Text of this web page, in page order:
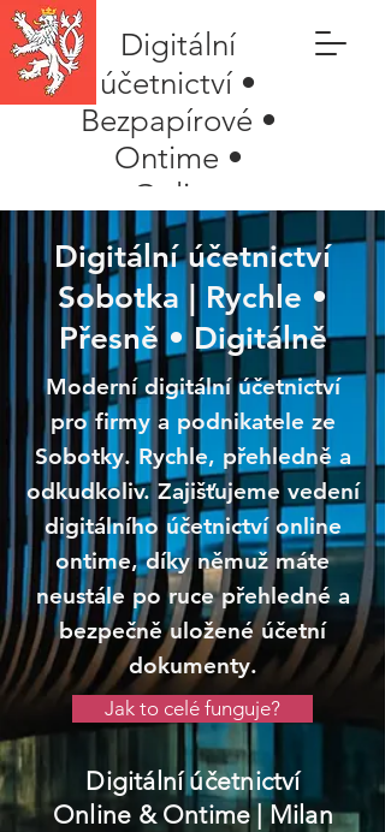
Digitální
účetnictví •
Bezpapírové •
Ontime •
Online
Digitální účetnictví
Sobotka | Rychle •
Přesně • Digitálně
Moderní digitální účetnictví
pro firmy a podnikatele ze
Sobotky. Rychle, přehledně a
odkudkoliv. Zajišťujeme vedení
digitálního účetnictví online
ontime, díky němuž máte
neustále po ruce přehledné a
bezpečně uložené účetní
dokumenty.
Jak to celé funguje?
Digitální účetnictví
Online & Ontime| Milan